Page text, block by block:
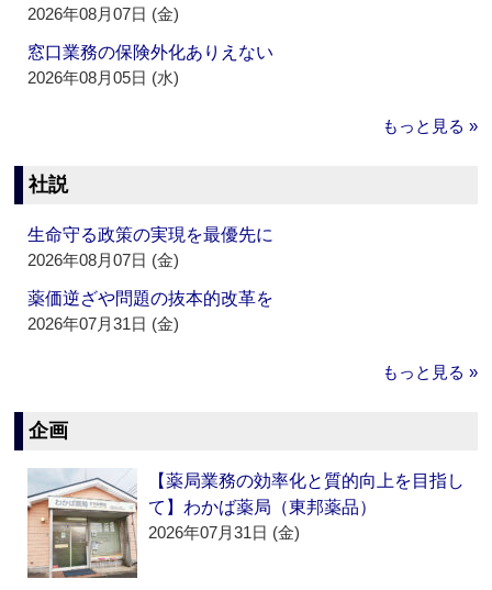
2026年08月07日 (金)
窓口業務の保険外化ありえない
2026年08月05日 (水)
もっと見る »
社説
生命守る政策の実現を最優先に
2026年08月07日 (金)
薬価逆ざや問題の抜本的改革を
2026年07月31日 (金)
もっと見る »
企画
【薬局業務の効率化と質的向上を目指し
て】わかば薬局（東邦薬品）
2026年07月31日 (金)